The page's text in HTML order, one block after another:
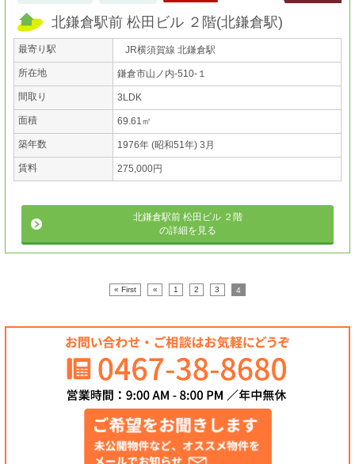
北鎌倉駅前 松田ビル ２階(北鎌倉駅)
最寄り駅 JR横須賀線 北鎌倉駅
所在地 鎌倉市山ノ内-510-１
間取り 3LDK
面積 69.61㎡
築年数 1976年 (昭和51年) 3月
賃料 275,000円
北鎌倉駅前 松田ビル ２階
の詳細を見る
« First « 1 2 3 4